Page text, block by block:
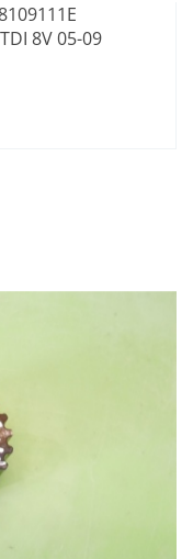
8V 05-09